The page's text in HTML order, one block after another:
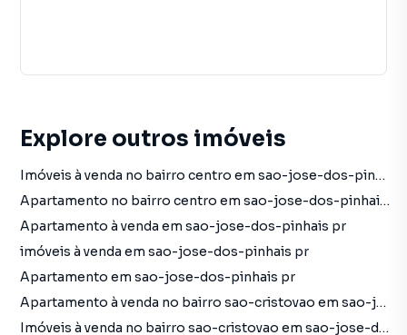
Explore outros imóveis
Imóveis à venda no bairro centro em sao-jose-dos-pinhais pr
Apartamento no bairro centro em sao-jose-dos-pinhais pr
Apartamento à venda em sao-jose-dos-pinhais pr
imóveis à venda em sao-jose-dos-pinhais pr
Apartamento em sao-jose-dos-pinhais pr
Apartamento à venda no bairro sao-cristovao em sao-jose-dos-pinhais pr com 1 vaga
Imóveis à venda no bairro sao-cristovao em sao-jose-dos-pinhais pr